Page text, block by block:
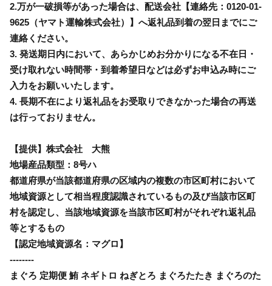
2.万が一破損等があった場合は、配送会社【連絡先：0120-01-
9625（ヤマト運輸株式会社）】へ返礼品到着の翌日までにご
連絡ください。
3. 発送期日内において、あらかじめお分かりになる不在日・
受け取れない時間帯・到着希望日などは必ずお申込み時にご
入力をお願いいたします。
4. 長期不在により返礼品をお受取りできなかった場合の再送
は行っておりません。
【提供】株式会社 大熊
地場産品類型：8号ハ
都道府県が当該都道府県の区域内の複数の市区町村において
地域資源として相当程度認識されているもの及び当該市区町
村を認定し、当該地域資源を当該市区町村がそれぞれ返礼品
等とするもの
【認定地域資源名：マグロ】
--------
まぐろ 定期便 鮪 ネギトロ ねぎとろ まぐろたたき まぐろのた